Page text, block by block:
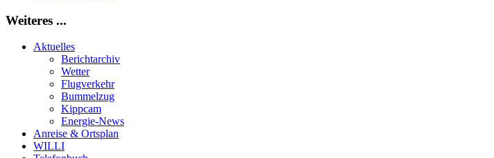
Weiteres ...
Aktuelles
Berichtarchiv
Wetter
Flugverkehr
Bummelzug
Kippcam
Energie-News
Anreise & Ortsplan
WILLI